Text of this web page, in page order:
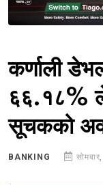
कर्णाली
६६.१८%
सूचकको
BANKING